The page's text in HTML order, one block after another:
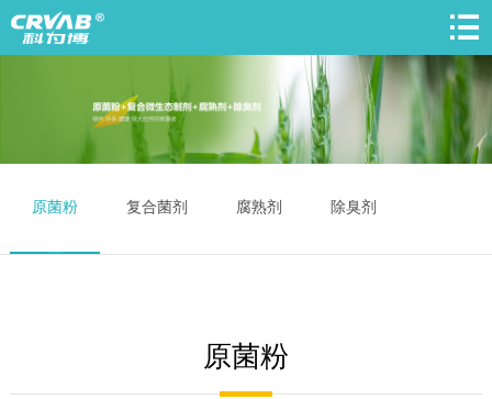
原菌粉 复合菌剂 腐熟剂 除臭剂
原菌粉